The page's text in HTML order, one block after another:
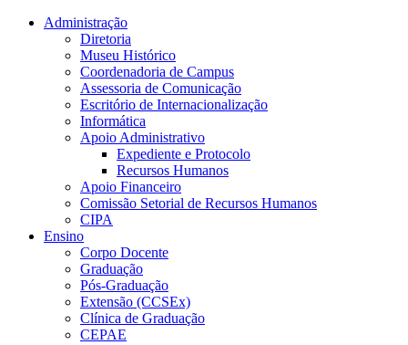
Conteúdo principal Menu principal
Administração
Diretoria
Museu Histórico
Coordenadoria de Campus
Assessoria de Comunicação
Escritório de Internacionalização
Informática
Apoio Administrativo
Expediente e Protocolo
Recursos Humanos
Apoio Financeiro
Comissão Setorial de Recursos Humanos
CIPA
Ensino
Corpo Docente
Graduação
Pós-Graduação
Extensão (CCSEx)
Clínica de Graduação
CEPAE